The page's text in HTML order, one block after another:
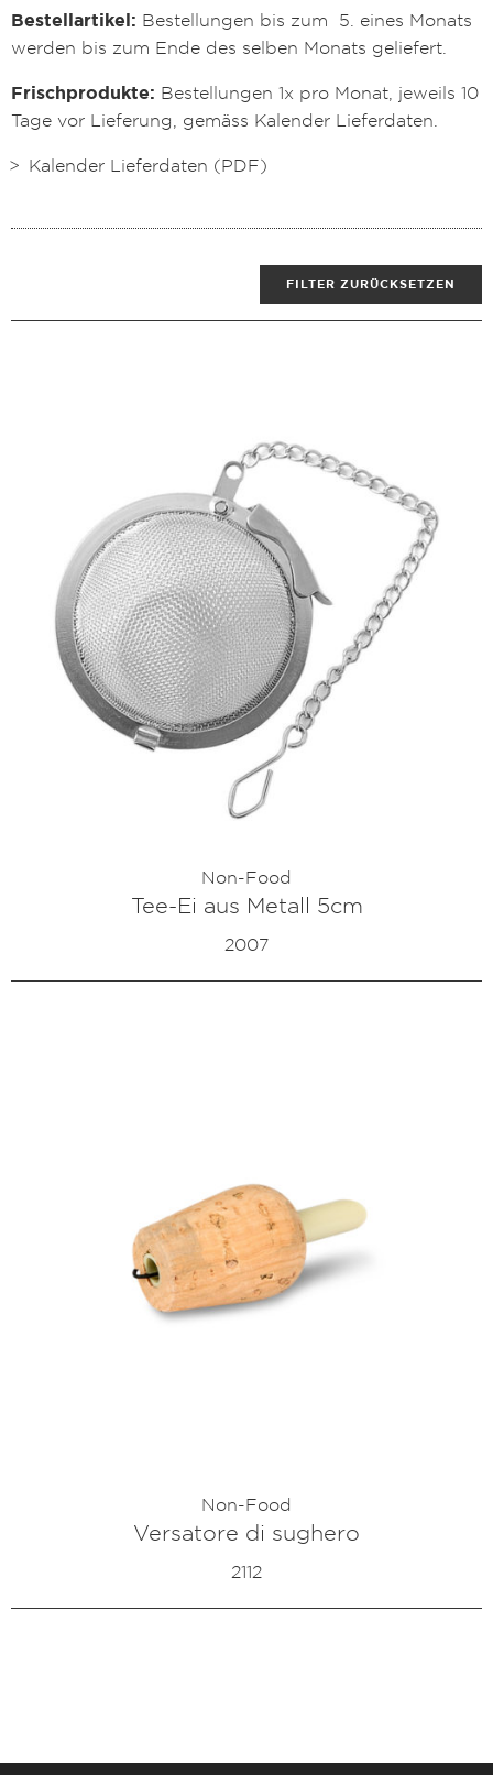
Bestellartikel: Bestellungen bis zum 5. eines Monats
werden bis zum Ende des selben Monats geliefert.
Frischprodukte: Bestellungen 1x pro Monat, jeweils 10
Tage vor Lieferung, gemäss Kalender Lieferdaten.
Kalender Lieferdaten (PDF)
FILTER ZURÜCKSETZEN
Non-Food
2007
Tee-Ei aus Metall 5cm
Non-Food
2112
Versatore di sughero